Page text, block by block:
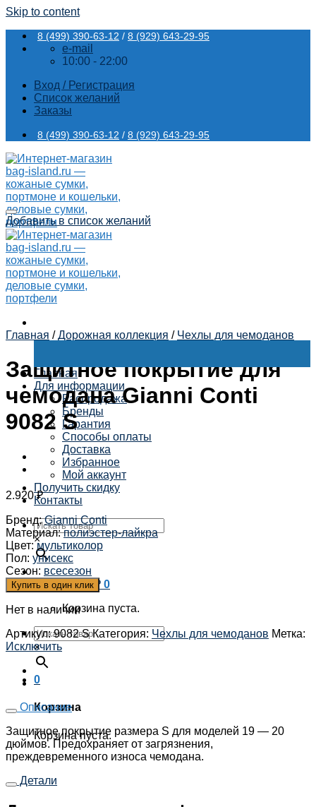
Skip to content
8 (499) 390-63-12 / 8 (929) 643-29-95
e-mail
10:00 - 22:00
Вход / Регистрация
Список желаний
Заказы
8 (499) 390-63-12 / 8 (929) 643-29-95
Главная
Для информации
Распродажа
Бренды
Гарантия
Способы оплаты
Доставка
Избранное
Мой аккаунт
Получить скидку
Контакты
×
Корзина /0 ₽ 0
Корзина пуста.
×
0
Корзина
Корзина пуста.
Добавить в список желаний
Главная / Дорожная коллекция / Чехлы для чемоданов
Защитное покрытие для
чемодана Gianni Conti
9082 S
2.920₽
Бренд:Gianni Conti
Материал:полиэстер-лайкра
Цвет:мультиколор
Пол: унисекс
Сезон: всесезон
Купить в один клик
Нет в наличии
Артикул:9082 S Категория: Чехлы для чемоданов Метка:
Исключить
Описание
Защитное покрытие размера S для моделей 19 — 20
дюймов. Предохраняет от загрязнения,
преждевременного износа чемодана.
Детали